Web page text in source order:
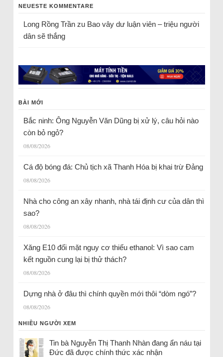
NEUESTE KOMMENTARE
Long Rồng Trầnzu Bao vây dư luận viên – triệu người
dân sẽ thắng
BÀI MỚI
Bắc ninh: Ông Nguyễn Văn Dũng bị xử lý, câu hỏi nào
còn bỏ ngỏ?
08/08/2026
Cá độ bóng đá: Chủ tịch xã Thanh Hóa bị khai trừ Đảng
08/08/2026
Nhà cho công an xây nhanh, nhà tái định cư của dân thì
sao?
08/08/2026
Xăng E10 đối mặt nguy cơ thiếu ethanol: Vì sao cam
kết nguồn cung lại bị thử thách?
08/08/2026
Dựng nhà ở đâu thì chính quyền mới thôi “dòm ngó”?
08/08/2026
NHIỀU NGƯỜI XEM
Tin bà Nguyễn Thị Thanh Nhàn đang ẩn náu tại
Đức đã được chính thức xác nhận